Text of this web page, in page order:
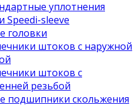
уплотнения
Speedi-sleeve
головки
штоков с наружной
штоков с
резьбой
подшипники скольжения